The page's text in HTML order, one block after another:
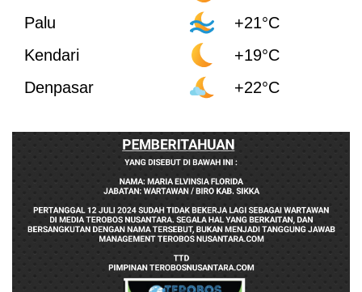
Palu
+21°C
Kendari
+19°C
Denpasar
+22°C